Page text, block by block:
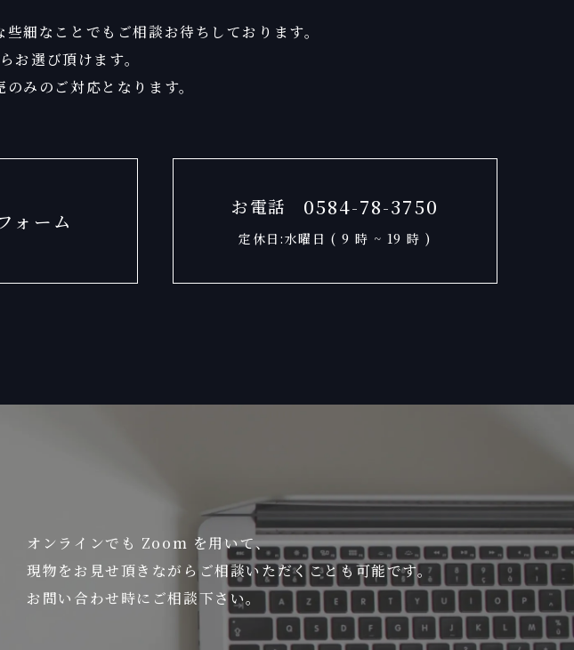
些細なことでもご相談お待ちしております。
お選び頂けます。
のみのご対応となります。
ォーム
お電話 0584-78-3750
定休日:水曜日 ( 9 時 ~ 19 時 )
オンラインでも Zoom を用いて、
現物をお見せ頂きながら ご相談いただくことも可能です。
お問い合わせ時にご相談下さい。